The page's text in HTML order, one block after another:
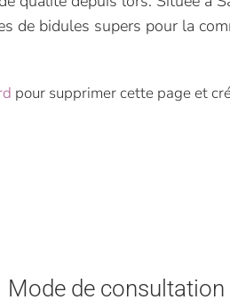
de bidules supers pour la
pour supprimer cette page et
Mode de consultation